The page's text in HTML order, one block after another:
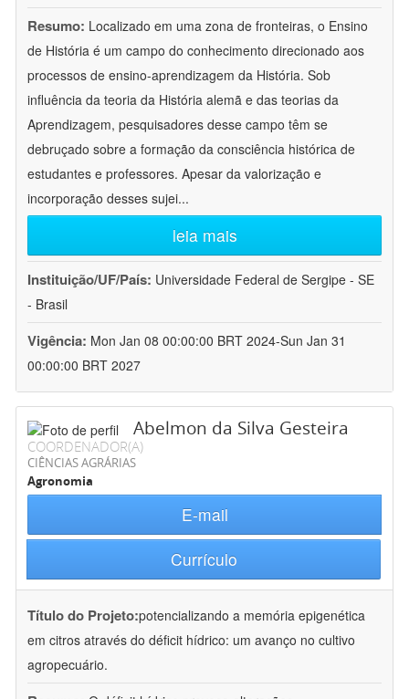
Resumo: Localizado em uma zona de fronteiras, o Ensino
de História é um campo do conhecimento direcionado aos
processos de ensino-aprendizagem da História. Sob
influência da teoria da História alemã e das teorias da
Aprendizagem, pesquisadores desse campo têm se
debruçado sobre a formação da consciência histórica de
estudantes e professores. Apesar da valorização e
incorporação desses sujei...
leia mais
Instituição/UF/País: Universidade Federal de Sergipe - SE
- Brasil
Vigência: Mon Jan 08 00:00:00 BRT 2024-Sun Jan 31
00:00:00 BRT 2027
Abelmon da Silva Gesteira
COORDENADOR(A)
CIÊNCIAS AGRÁRIAS
Agronomia
E-mail
Currículo
Título do Projeto:potencializando a memória epigenética
em citros através do déficit hídrico: um avanço no cultivo
agropecuário.